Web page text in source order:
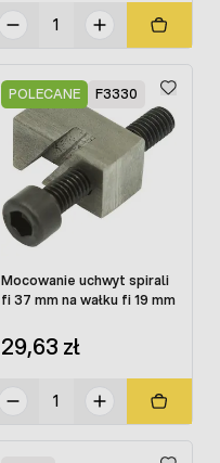
POLECANE F3330
Mocowanie uchwyt spirali
fi 37 mm na wałku fi 19 mm
29,63 zł